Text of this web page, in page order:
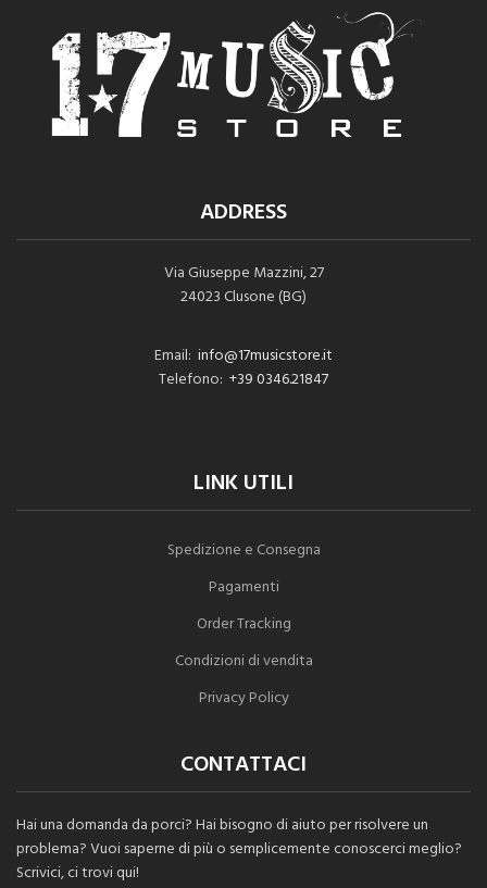
ADDRESS
Via Giuseppe Mazzini, 27
24023 Clusone (BG)
Email: info@17musicstore.it
Telefono: +39 0346.21847
LINK UTILI
Spedizione e Consegna
Pagamenti
Order Tracking
Condizioni di vendita
Privacy Policy
CONTATTACI
Hai una domanda da porci? Hai bisogno di aiuto per risolvere un
problema? Vuoi saperne di più o semplicemente conoscerci meglio?
Scrivici, ci trovi qui!